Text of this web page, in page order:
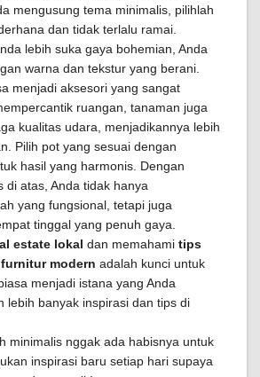
mengusung tema minimalis, pilihlah
dan tidak terlalu ramai.
lebih suka gaya bohemian, Anda
warna dan tekstur yang berani.
menjadi aksesori yang sangat
ruangan, tanaman juga
kualitas udara, menjadikannya lebih
Pilih pot yang sesuai dengan
hasil yang harmonis. Dengan
di atas, Anda tidak hanya
yang fungsional, tetapi juga
tinggal yang penuh gaya.
estate lokal dan memahami tips
modern adalah kunci untuk
menjadi istana yang Anda
lebih banyak inspirasi dan tips di
minimalis nggak ada habisnya untuk
inspirasi baru setiap hari supaya